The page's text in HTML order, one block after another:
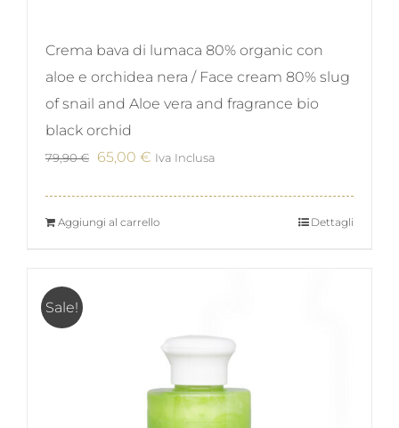
Crema bava di lumaca 80% organic con
aloe e orchidea nera / Face cream 80% slug
of snail and Aloe vera and fragrance bio
black orchid
79,90€
Il
era:
65,00 € IlIva Inclusa
Aggiungi al carrello Dettagli
Sale!